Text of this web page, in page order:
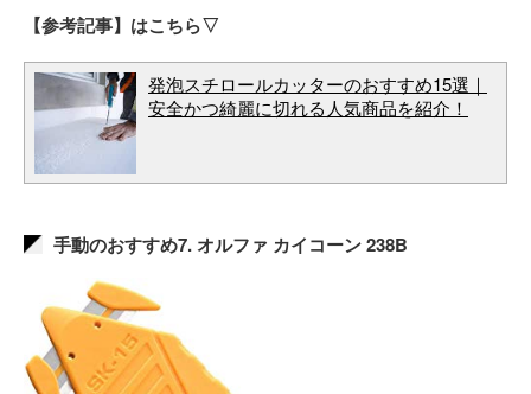
【参考記事】はこちら▽
発泡スチロールカッターのおすすめ15選｜
安全かつ綺麗に切れる人気商品を紹介！
手動のおすすめ7. オルファ カイコーン 238B